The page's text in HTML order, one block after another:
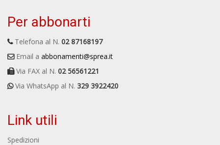
Per abbonarti
Telefona al N. 02 87168197
Email a abbonamenti@sprea.it
Via FAX al N. 02 56561221
Via WhatsApp al N. 329 3922420
Link utili
Spedizioni